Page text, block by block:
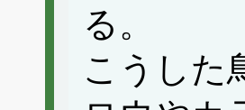
る。
こうした